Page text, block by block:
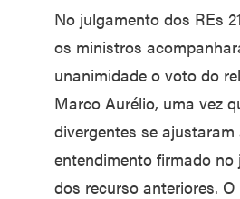
No julgamento dos REs
os ministros
unanimidade o voto do
Marco Aurélio, uma vez
divergentes se ajustaram
entendimento firmado no
dos recurso anteriores.